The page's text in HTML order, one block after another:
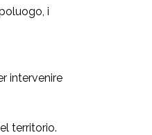
i
intervenire
territorio.